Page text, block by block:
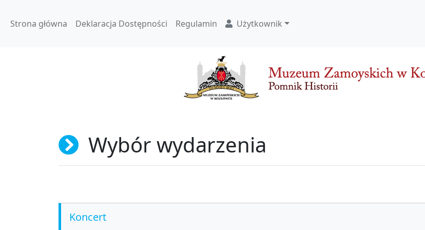
Strona główna Deklaracja Dostępności Regulamin Użytkownik
Wybór wydarzenia
Koncert